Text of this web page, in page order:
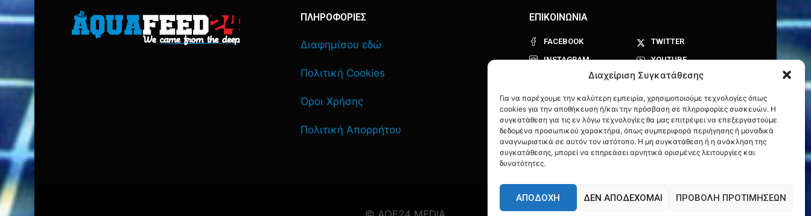
Διαχείριση Συγκατάθεσης
Για να παρέχουμε την καλύτερη εμπειρία, χρησιμοποιούμε τεχνολογίες όπως
cookies για την αποθήκευση ή/και την πρόσβαση σε πληροφορίες συσκευών. Η
συγκατάθεση για τις εν λόγω τεχνολογίες θα μας επιτρέψει να επεξεργαστούμε
δεδομένα προσωπικού χαρακτήρα, όπως συμπεριφορά περιήγησης ή μοναδικά
αναγνωριστικά σε αυτόν τον ιστότοπο. Η μη συγκατάθεση ή η ανάκληση της
συγκατάθεσης, μπορεί να επηρεάσει αρνητικά ορισμένες λειτουργίες και
δυνατότητες.
ΑΠΟΔΟΧΉ ΔΕΝ ΑΠΟΔΈΧΟΜΑΙ ΠΡΟΒΟΛΉ ΠΡΟΤΙΜΉΣΕΩΝ
ΠΛΗΡΟΦΟΡΙΕΣ
Διαφημίσου εδώ
Πολιτική Cookies
Όροι Χρήσης
Πολιτική Απορρήτου
ΕΠΙΚΟΙΝΩΝΙΑ
FACEBOOK
TWITTER
INSTAGRAM
YOUTUBE